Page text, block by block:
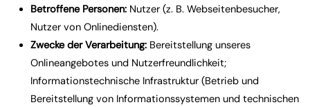
Betroffene Personen:Nutzer (z. B. Webseitenbesucher,
Nutzer von Onlinediensten).
Zwecke der Verarbeitung:Bereitstellung unseres
Onlineangebotes und Nutzerfreundlichkeit;
Informationstechnische Infrastruktur (Betrieb und
Bereitstellung von Informationssystemen und technischen